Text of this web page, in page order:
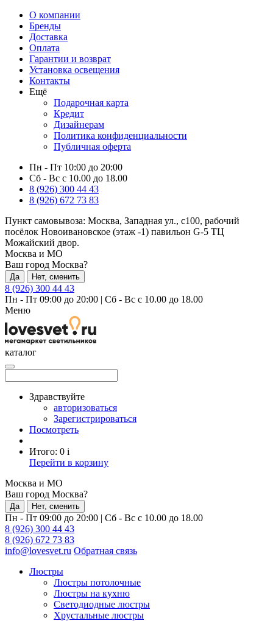
О компании
Бренды
Доставка
Оплата
Гарантии и возврат
Установка освещения
Контакты
Ещё
Подарочная карта
Кредит
Дизайнерам
Политика конфиденциальности
Публичная оферта
Пн - Пт 10:00 до 20:00
Сб - Вс с 10.00 до 18.00
8 (926) 300 44 43
8 (926) 672 73 83
Пункт самовывоза: Москва, Западная ул., с100, рабочий
посёлок Новоивановское (этаж -1) павильон G-5 ТЦ
Можайский двор.
Москва и МО
Ваш город Москва?
Да Нет, сменить
8 (926) 300 44 43
Пн - Пт 09:00 до 20:00 | Сб - Вс с 10.00 до 18.00
Меню
каталог
Здравствуйте
авторизоваться
Зарегистрироваться
Посмотреть
Итого: 0 i
Перейти в корзину
Москва и МО
Ваш город Москва?
Да Нет, сменить
Пн - Пт 09:00 до 20:00 | Сб - Вс с 10.00 до 18.00
8 (926) 300 44 43
8 (926) 672 73 83
info@lovesvet.ru Обратная связь
Люстры
Люстры потолочные
Люстры на кухню
Светодиодные люстры
Хрустальные люстры